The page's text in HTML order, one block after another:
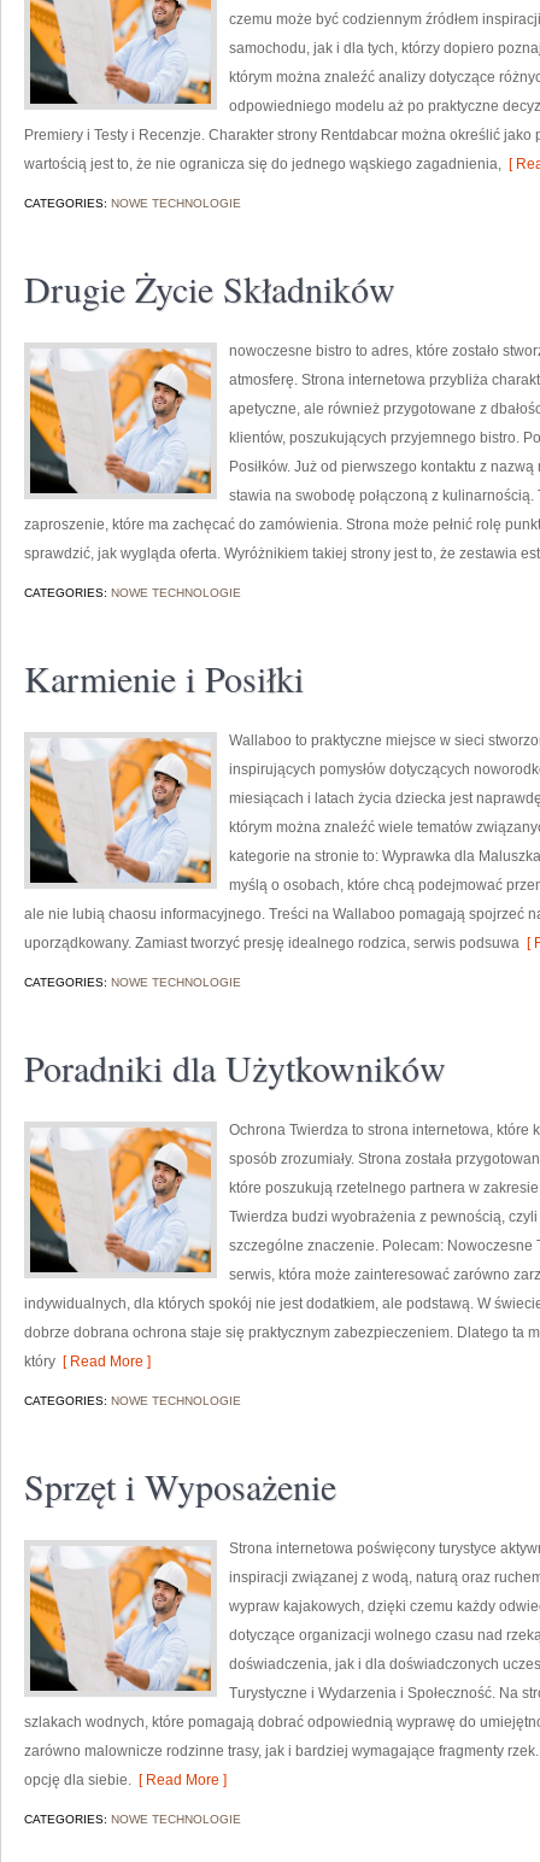
czemu może być codziennym źródłem
samochodu, jak i dla tych, którzy dopiero
którym można znaleźć analizy dotyczące
odpowiedniego modelu aż po praktyczne
Premiery i Testy i Recenzje. Charakter strony Rentdabcar można określić
wartością jest to, że nie ogranicza się do jednego wąskiego zagadnienia, [
CATEGORIES: NOWE TECHNOLOGIE
Drugie Życie Składników
nowoczesne bistro to adres, które zostało
atmosferę. Strona internetowa przybliża
apetyczne, ale również przygotowane z
klientów, poszukujących przyjemnego bistro.
Posiłków. Już od pierwszego kontaktu z
stawia na swobodę połączoną z
zaproszenie, które ma zachęcać do zamówienia. Strona może pełnić rolę
sprawdzić, jak wygląda oferta. Wyróżnikiem takiej strony jest to, że zestawia
CATEGORIES: NOWE TECHNOLOGIE
Karmienie i Posiłki
Wallaboo to praktyczne miejsce w sieci
inspirujących pomysłów dotyczących
miesiącach i latach życia dziecka jest
którym można znaleźć wiele tematów
kategorie na stronie to: Wyprawka dla
myślą o osobach, które chcą podejmować
ale nie lubią chaosu informacyjnego. Treści na Wallaboo pomagają spojrzeć
uporządkowany. Zamiast tworzyć presję idealnego rodzica, serwis podsuwa [
CATEGORIES: NOWE TECHNOLOGIE
Poradniki dla Użytkowników
Ochrona Twierdza to strona internetowa,
sposób zrozumiały. Strona została
które poszukują rzetelnego partnera w
Twierdza budzi wyobrażenia z pewnością,
szczególne znaczenie. Polecam:
serwis, która może zainteresować zarówno
indywidualnych, dla których spokój nie jest dodatkiem, ale podstawą. W
dobrze dobrana ochrona staje się praktycznym zabezpieczeniem. Dlatego ta
który [ Read More ]
CATEGORIES: NOWE TECHNOLOGIE
Sprzęt i Wyposażenie
Strona internetowa poświęcony turystyce
inspiracji związanej z wodą, naturą oraz
wypraw kajakowych, dzięki czemu każdy
dotyczące organizacji wolnego czasu nad
doświadczenia, jak i dla doświadczonych
Turystyczne i Wydarzenia i Społeczność. Na
szlakach wodnych, które pomagają dobrać odpowiednią wyprawę do
zarówno malownicze rodzinne trasy, jak i bardziej wymagające fragmenty
opcję dla siebie. [ Read More ]
CATEGORIES: NOWE TECHNOLOGIE